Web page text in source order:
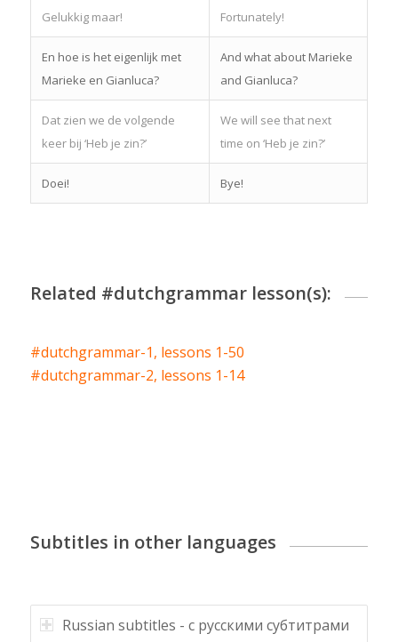
Gelukkig maar! Fortunately!
En hoe is het eigenlijk met
Marieke en Gianluca?
And what about Marieke
and Gianluca?
Dat zien we de volgende
keer bij ‘Heb je zin?’
We will see that next
time on ‘Heb je zin?’
Doei! Bye!
Related #dutchgrammar lesson(s):
#dutchgrammar-1, lessons 1-50
#dutchgrammar-2, lessons 1-14
Subtitles in other languages
Russian subtitles - с русскими субтитрами